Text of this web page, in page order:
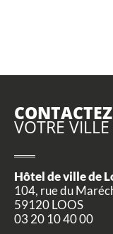
CONTACTEZ
VOTRE VILLE
Hôtel de ville de
104, rue du
59120 LOOS
03 20 10 40 00